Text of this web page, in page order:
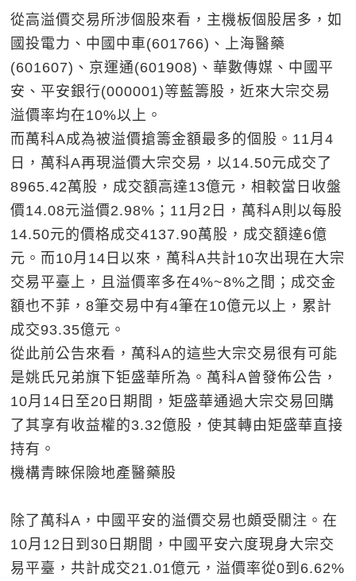
從高溢價交易所涉個股來看，主機板個股居多，如
國投電力、中國中車(601766)、上海醫藥
(601607)、京運通(601908)、華數傳媒、中國平
安、平安銀行(000001)等藍籌股，近來大宗交易
溢價率均在10%以上。
而萬科A成為被溢價搶籌金額最多的個股。11月4
日，萬科A再現溢價大宗交易，以14.50元成交了
8965.42萬股，成交額高達13億元，相較當日收盤
價14.08元溢價2.98%；11月2日，萬科A則以每股
14.50元的價格成交4137.90萬股，成交額達6億
元。而10月14日以來，萬科A共計10次出現在大宗
交易平臺上，且溢價率多在4%~8%之間；成交金
額也不菲，8筆交易中有4筆在10億元以上，累計
成交93.35億元。
從此前公告來看，萬科A的這些大宗交易很有可能
是姚氏兄弟旗下钜盛華所為。萬科A曾發佈公告，
10月14日至20日期間，矩盛華通過大宗交易回購
了其享有收益權的3.32億股，使其轉由矩盛華直接
持有。
機構青睞保險地產醫藥股
除了萬科A，中國平安的溢價交易也頗受關注。在
10月12日到30日期間，中國平安六度現身大宗交
易平臺，共計成交21.01億元，溢價率從0到6.62%